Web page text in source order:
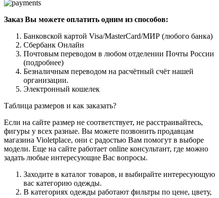
Заказ Вы можете оплатить одним из способов:
Банковской картой Visa/MasterCard/МИР (любого банка)
Сбербанк Онлайн
Почтовым переводом в любом отделении Почты России
(подробнее)
Безналичным переводом на расчётный счёт нашей
организации.
Электронный кошелек
Таблица размеров и как заказать?
Если на сайте размер не соответствует, не расстраивайтесь,
фигуры у всех разные. Вы можете позвонить продавцам
магазина Violetplace, они с радостью Вам помогут в выборе
модели. Еще на сайте работает online консультант, где можно
задать любые интересующие Вас вопросы.
Заходите в каталог товаров, и выбирайте интересующую
вас категорию одежды.
В категориях одежды работают фильтры по цене, цвету,